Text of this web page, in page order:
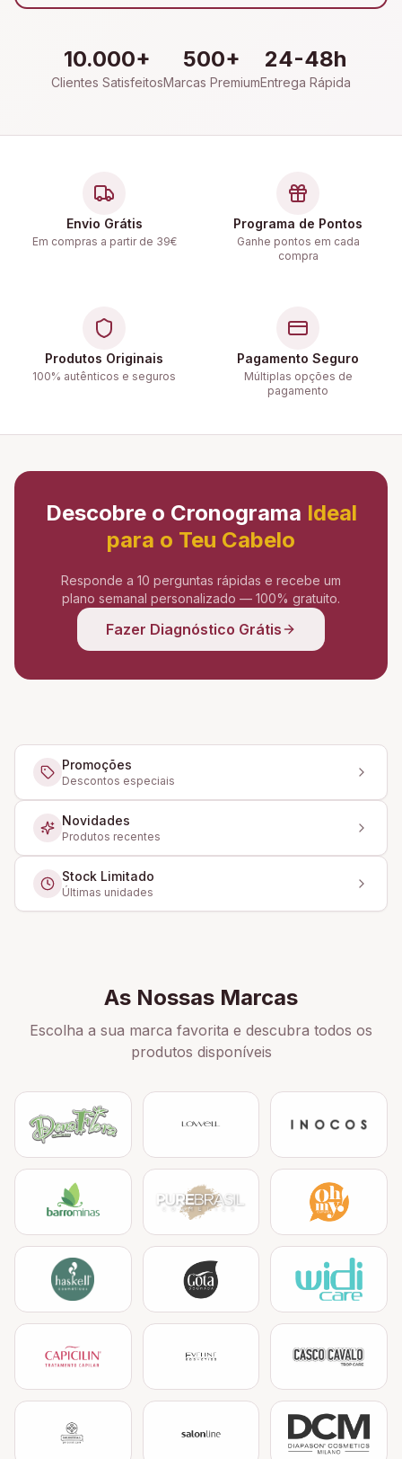
10.000+
Clientes Satisfeitos
500+
Marcas Premium
24-48h
Entrega Rápida
Envio Grátis
Em compras a partir de 39€
Programa de Pontos
Ganhe pontos em cada
compra
Produtos Originais
100% autênticos e seguros
Pagamento Seguro
Múltiplas opções de
pagamento
Descobre o Cronograma Ideal
para o Teu Cabelo
Responde a 10 perguntas rápidas e recebe um
plano semanal personalizado — 100% gratuito.
Fazer Diagnóstico Grátis
Promoções
Descontos especiais
Novidades
Produtos recentes
Stock Limitado
Últimas unidades
As Nossas Marcas
Escolha a sua marca favorita e descubra todos os
produtos disponíveis